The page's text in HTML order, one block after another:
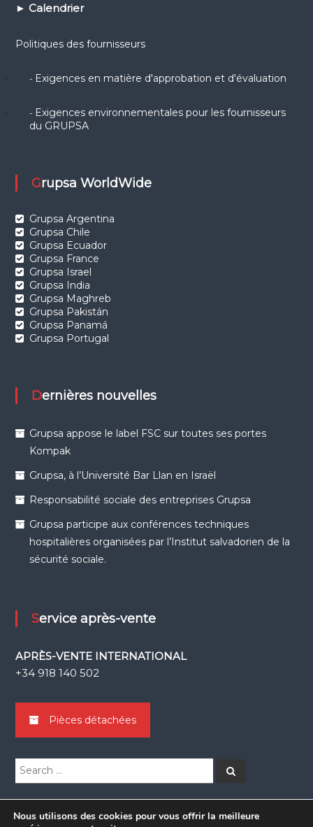
► Calendrier
Politiques des fournisseurs
- Exigences en matière d'approbation et d'évaluation
- Exigences environnementales pour les fournisseurs
du GRUPSA
Grupsa WorldWide
Grupsa Argentina
Grupsa Chile
Grupsa Ecuador
Grupsa France
Grupsa Israel
Grupsa India
Grupsa Maghreb
Grupsa Pakistán
Grupsa Panamá
Grupsa Portugal
Dernières nouvelles
Grupsa appose le label FSC sur toutes ses portes
Kompak
Grupsa, à l’Université Bar Llan en Israël
Responsabilité sociale des entreprises Grupsa
Grupsa participe aux conférences techniques
hospitalières organisées par l’Institut salvadorien de la
sécurité sociale.
Service après-vente
APRÈS-VENTE INTERNATIONAL
+34 918 140 502
Pièces détachées
Search
for:
Search
Nous utilisons des cookies pour vous offrir la meilleure